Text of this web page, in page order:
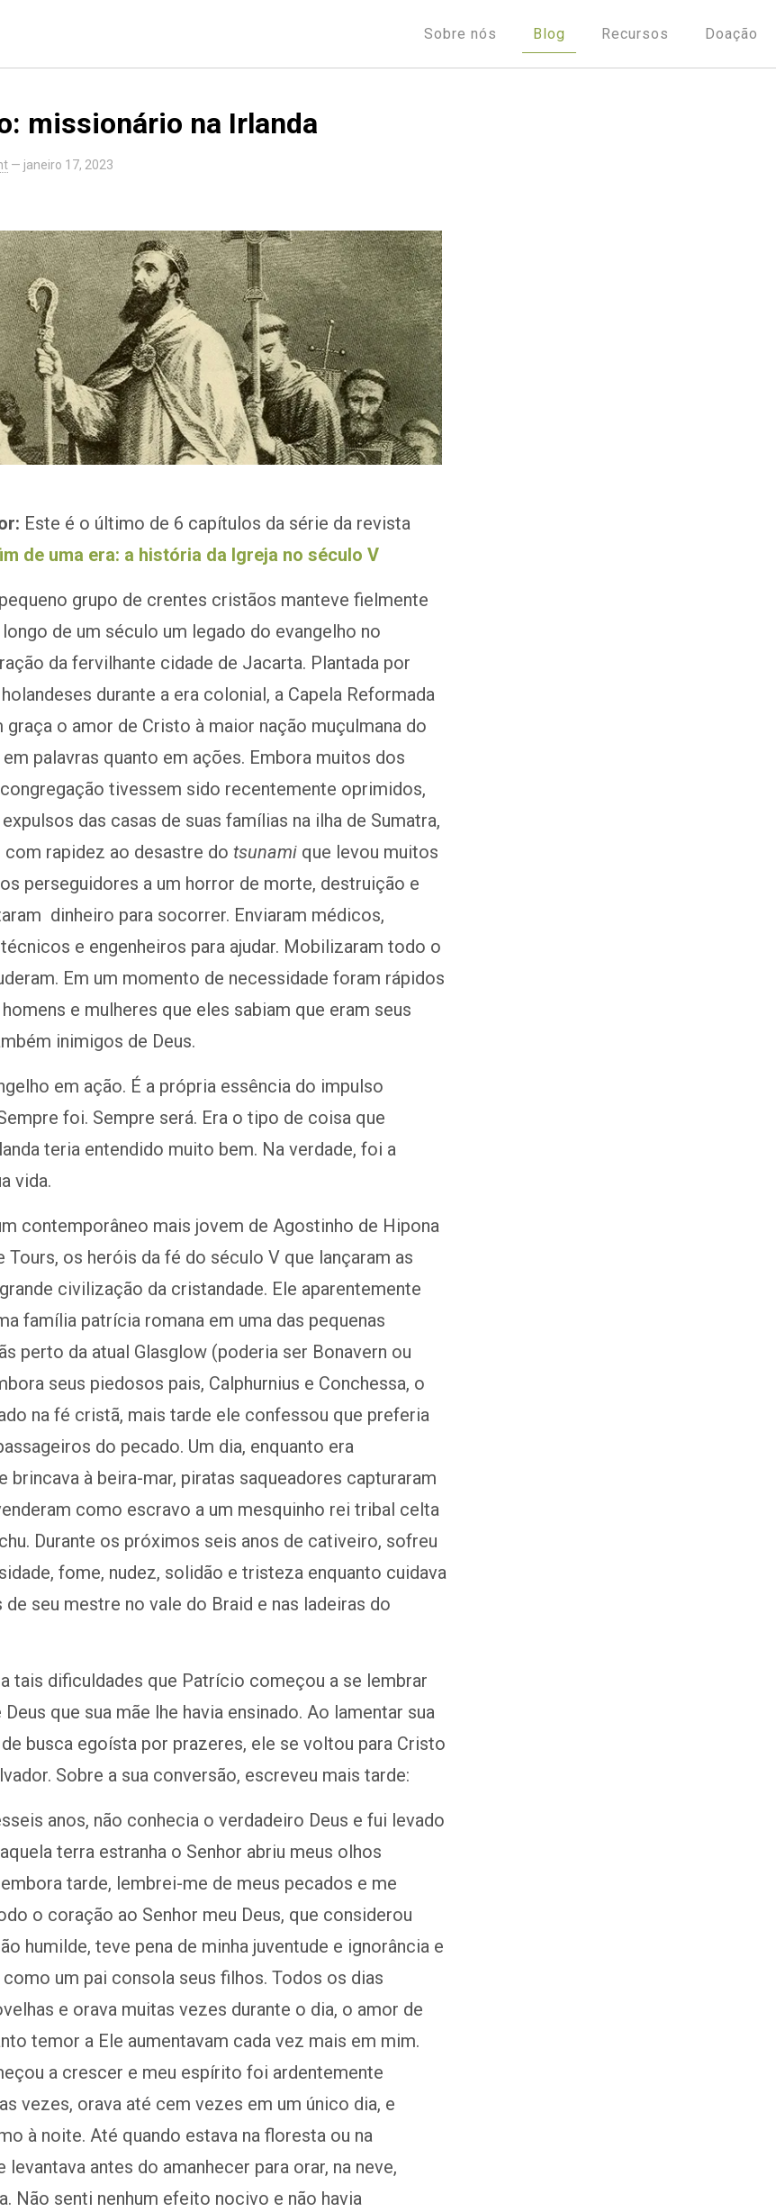
Sobre nós Blog Recursos Doação
missionário na Irlanda
— janeiro 17, 2023
Este é o último de 6 capítulos da série da revista
de uma era: a história da Igreja no século V
grupo de crentes cristãos manteve fielmente
de um século um legado do evangelho no
da fervilhante cidade de Jacarta. Plantada por
durante a era colonial, a Capela Reformada
o amor de Cristo à maior nação muçulmana do
palavras quanto em ações. Embora muitos dos
tivessem sido recentemente oprimidos,
das casas de suas famílias na ilha de Sumatra,
com rapidez ao desastre do tsunamique levou muitos
perseguidores a um horror de morte, destruição e
dinheiro para socorrer. Enviaram médicos,
e engenheiros para ajudar. Mobilizaram todo o
Em um momento de necessidade foram rápidos
e mulheres que eles sabiam que eram seus
inimigos de Deus.
em ação. É a própria essência do impulso
foi. Sempre será. Era o tipo de coisa que
teria entendido muito bem. Na verdade, foi a
vida.
contemporâneo mais jovem de Agostinho de Hipona
Tours, os heróis da fé do século V que lançaram as
civilização da cristandade. Ele aparentemente
família patrícia romana em uma das pequenas
perto da atual Glasglow (poderia ser Bonavern ou
seus piedosos pais, Calphurnius e Conchessa, o
na fé cristã, mais tarde ele confessou que preferia
do pecado. Um dia, enquanto era
brincava à beira-mar, piratas saqueadores capturaram
como escravo a um mesquinho rei tribal celta
Durante os próximos seis anos de cativeiro, sofreu
fome, nudez, solidão e tristeza enquanto cuidava
de seu mestre no vale do Braid e nas ladeiras do
tais dificuldades que Patrício começou a se lembrar
Deus que sua mãe lhe havia ensinado. Ao lamentar sua
busca egoísta por prazeres, ele se voltou para Cristo
Sobre a sua conversão, escreveu mais tarde:
anos, não conhecia o verdadeiro Deus e fui levado
terra estranha o Senhor abriu meus olhos
tarde, lembrei-me de meus pecados e me
o coração ao Senhor meu Deus, que considerou
humilde, teve pena de minha juventude e ignorância e
um pai consola seus filhos. Todos os dias
e orava muitas vezes durante o dia, o amor de
temor a Ele aumentavam cada vez mais em mim.
a crescer e meu espírito foi ardentemente
vezes, orava até cem vezes em um único dia, e
à noite. Até quando estava na floresta ou na
levantava antes do amanhecer para orar, na neve,
Não senti nenhum efeito nocivo e não havia